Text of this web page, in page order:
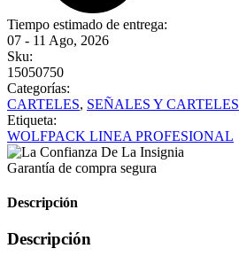
Tiempo estimado de entrega:
07 - 11 Ago, 2026
Sku:
15050750
Categorías:
CARTELES, SEÑALES Y CARTELES
Etiqueta:
WOLFPACK LINEA PROFESIONAL
Garantía de compra segura
Descripción
Descripción